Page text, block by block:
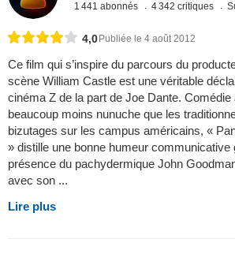
1 441 abonnés 4 342 critiques
4,0 Publiée le 4 août 2012
Ce film qui s’inspire du parcours du
scène William Castle est une véritable
cinéma Z de la part de Joe Dante. Comédie
beaucoup moins nunuche que les
bizutages sur les campus américains, «
» distille une bonne humeur communicative
présence du pachydermique John
avec son ...
Lire plus